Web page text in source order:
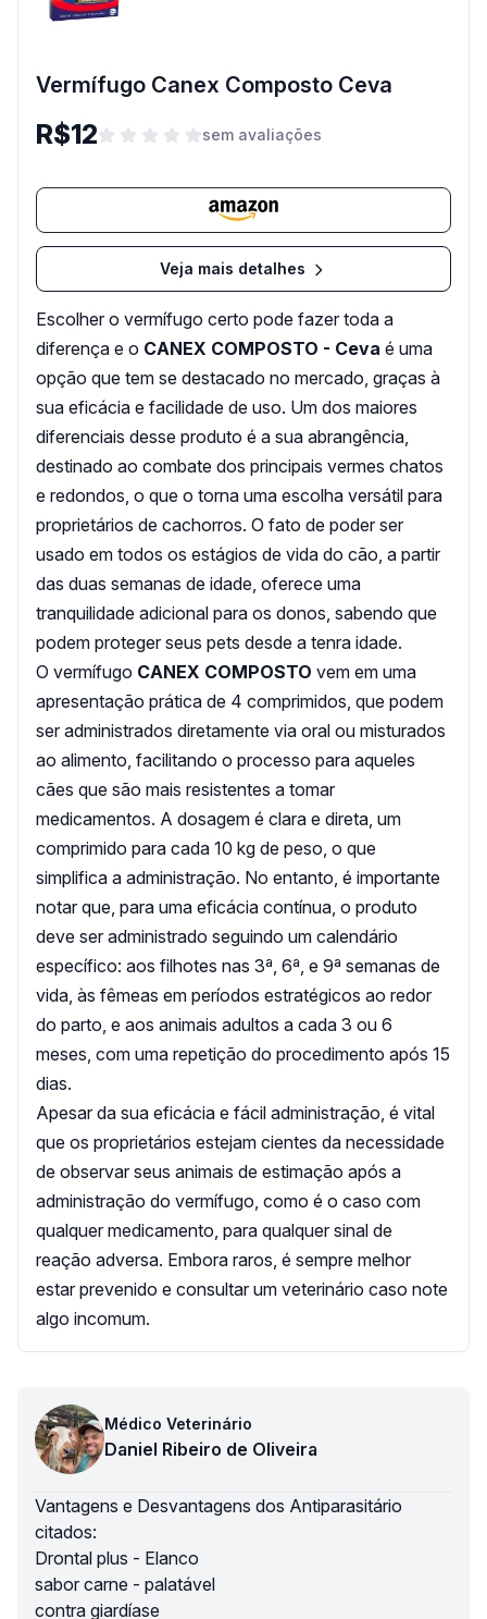
Vermífugo Canex Composto Ceva
R$12 sem avaliações
Veja mais detalhes
Escolher o vermífugo certo pode fazer toda a
diferença e o CANEX COMPOSTO - Ceva é uma
opção que tem se destacado no mercado, graças à
sua eficácia e facilidade de uso. Um dos maiores
diferenciais desse produto é a sua abrangência,
destinado ao combate dos principais vermes chatos
e redondos, o que o torna uma escolha versátil para
proprietários de cachorros. O fato de poder ser
usado em todos os estágios de vida do cão, a partir
das duas semanas de idade, oferece uma
tranquilidade adicional para os donos, sabendo que
podem proteger seus pets desde a tenra idade.
O vermífugo CANEX COMPOSTO vem em uma
apresentação prática de 4 comprimidos, que podem
ser administrados diretamente via oral ou misturados
ao alimento, facilitando o processo para aqueles
cães que são mais resistentes a tomar
medicamentos. A dosagem é clara e direta, um
comprimido para cada 10 kg de peso, o que
simplifica a administração. No entanto, é importante
notar que, para uma eficácia contínua, o produto
deve ser administrado seguindo um calendário
específico: aos filhotes nas 3ª, 6ª, e 9ª semanas de
vida, às fêmeas em períodos estratégicos ao redor
do parto, e aos animais adultos a cada 3 ou 6
meses, com uma repetição do procedimento após 15
dias.
Apesar da sua eficácia e fácil administração, é vital
que os proprietários estejam cientes da necessidade
de observar seus animais de estimação após a
administração do vermífugo, como é o caso com
qualquer medicamento, para qualquer sinal de
reação adversa. Embora raros, é sempre melhor
estar prevenido e consultar um veterinário caso note
algo incomum.
Médico Veterinário
Daniel Ribeiro de Oliveira
Vantagens e Desvantagens dos Antiparasitário
citados:
Drontal plus - Elanco
sabor carne - palatável
contra giardíase